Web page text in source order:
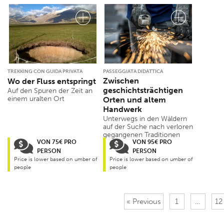
TREKKING CON GUIDA PRIVATA
Wo der Fluss entspringt
Auf den Spuren der Zeit an
einem uralten Ort
VON 75€ PRO
PERSON
Price is lower based on umber of
people
PASSEGGIATA DIDATTICA
Zwischen
geschichtsträchtigen
Orten und altem
Handwerk
Unterwegs in den Wäldern
auf der Suche nach verloren
gegangenen Traditionen
VON 95€ PRO
PERSON
Price is lower based on umber of
people
« Previous 1 … 12